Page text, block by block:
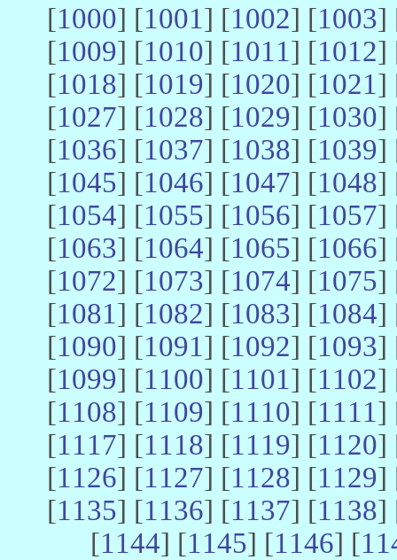
[1000] [1001] [1002] [1003]
[1009] [1010] [1011] [1012]
[1018] [1019] [1020] [1021]
[1027] [1028] [1029] [1030]
[1036] [1037] [1038] [1039]
[1045] [1046] [1047] [1048]
[1054] [1055] [1056] [1057]
[1063] [1064] [1065] [1066]
[1072] [1073] [1074] [1075]
[1081] [1082] [1083] [1084]
[1090] [1091] [1092] [1093]
[1099] [1100] [1101] [1102]
[1108] [1109] [1110] [1111]
[1117] [1118] [1119] [1120]
[1126] [1127] [1128] [1129]
[1135] [1136] [1137] [1138]
[1144] [1145] [1146] [